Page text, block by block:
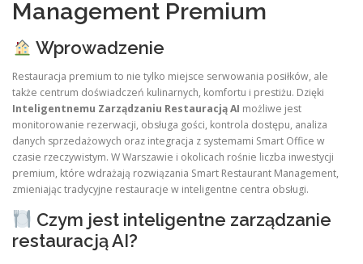
Management Premium
Wprowadzenie
Restauracja premium to nie tylko miejsce serwowania posiłków, ale
także centrum doświadczeń kulinarnych, komfortu i prestiżu. Dzięki
Inteligentnemu Zarządzaniu Restauracją AI możliwe jest
monitorowanie rezerwacji, obsługa gości, kontrola dostępu, analiza
danych sprzedażowych oraz integracja z systemami Smart Office w
czasie rzeczywistym. W Warszawie i okolicach rośnie liczba inwestycji
premium, które wdrażają rozwiązania Smart Restaurant Management,
zmieniając tradycyjne restauracje w inteligentne centra obsługi.
Czym jest inteligentne zarządzanie
restauracją AI?